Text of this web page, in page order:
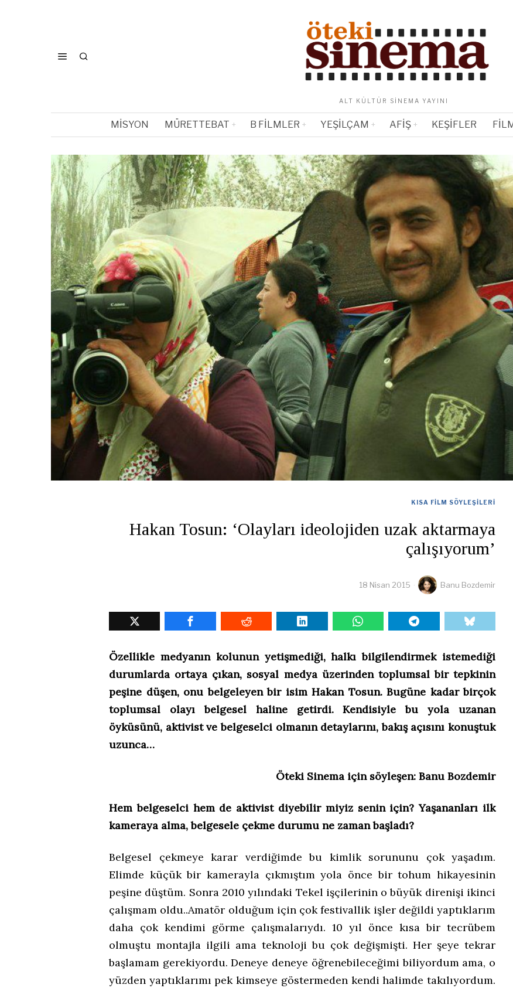
ALT KÜLTÜR SINEMA YAYINI
MISYON MÜRETTEBAT B FILMLER YEŞILÇAM AFIŞ KEŞIFLER
KISA FILM SÖYLEŞILERI
Hakan Tosun: ‘Olayları ideolojiden uzak aktarmaya
çalışıyorum’
18 Nisan 2015 Banu Bozdemir
Özellikle medyanın kolunun yetişmediği, halkı bilgilendirmek istemediği
durumlarda ortaya çıkan, sosyal medya üzerinden toplumsal bir tepkinin
peşine düşen, onu belgeleyen bir isim Hakan Tosun. Bugüne kadar birçok
toplumsal olayı belgesel haline getirdi. Kendisiyle bu yola uzanan
öyküsünü, aktivist ve belgeselci olmanın detaylarını, bakış açısını konuştuk
uzunca…
Öteki Sinema için söyleşen: Banu Bozdemir
Hem belgeselci hem de aktivist diyebilir miyiz senin için? Yaşananları ilk
kameraya alma, belgesele çekme durumu ne zaman başladı?
Belgesel çekmeye karar verdiğimde bu kimlik sorununu çok yaşadım.
Elimde küçük bir kamerayla çıkmıştım yola önce bir tohum hikayesinin
peşine düştüm. Sonra 2010 yılındaki Tekel işçilerinin o büyük direnişi ikinci
çalışmam oldu..Amatör olduğum için çok festivallik işler değildi yaptıklarım
daha çok kendimi görme çalışmalarıydı. 10 yıl önce kısa bir tecrübem
olmuştu montajla ilgili ama teknoloji bu çok değişmişti. Her şeye tekrar
başlamam gerekiyordu. Deneye deneye öğrenebileceğimi biliyordum ama, o
yüzden yaptıklarımı pek kimseye göstermeden kendi halimde takılıyordum.